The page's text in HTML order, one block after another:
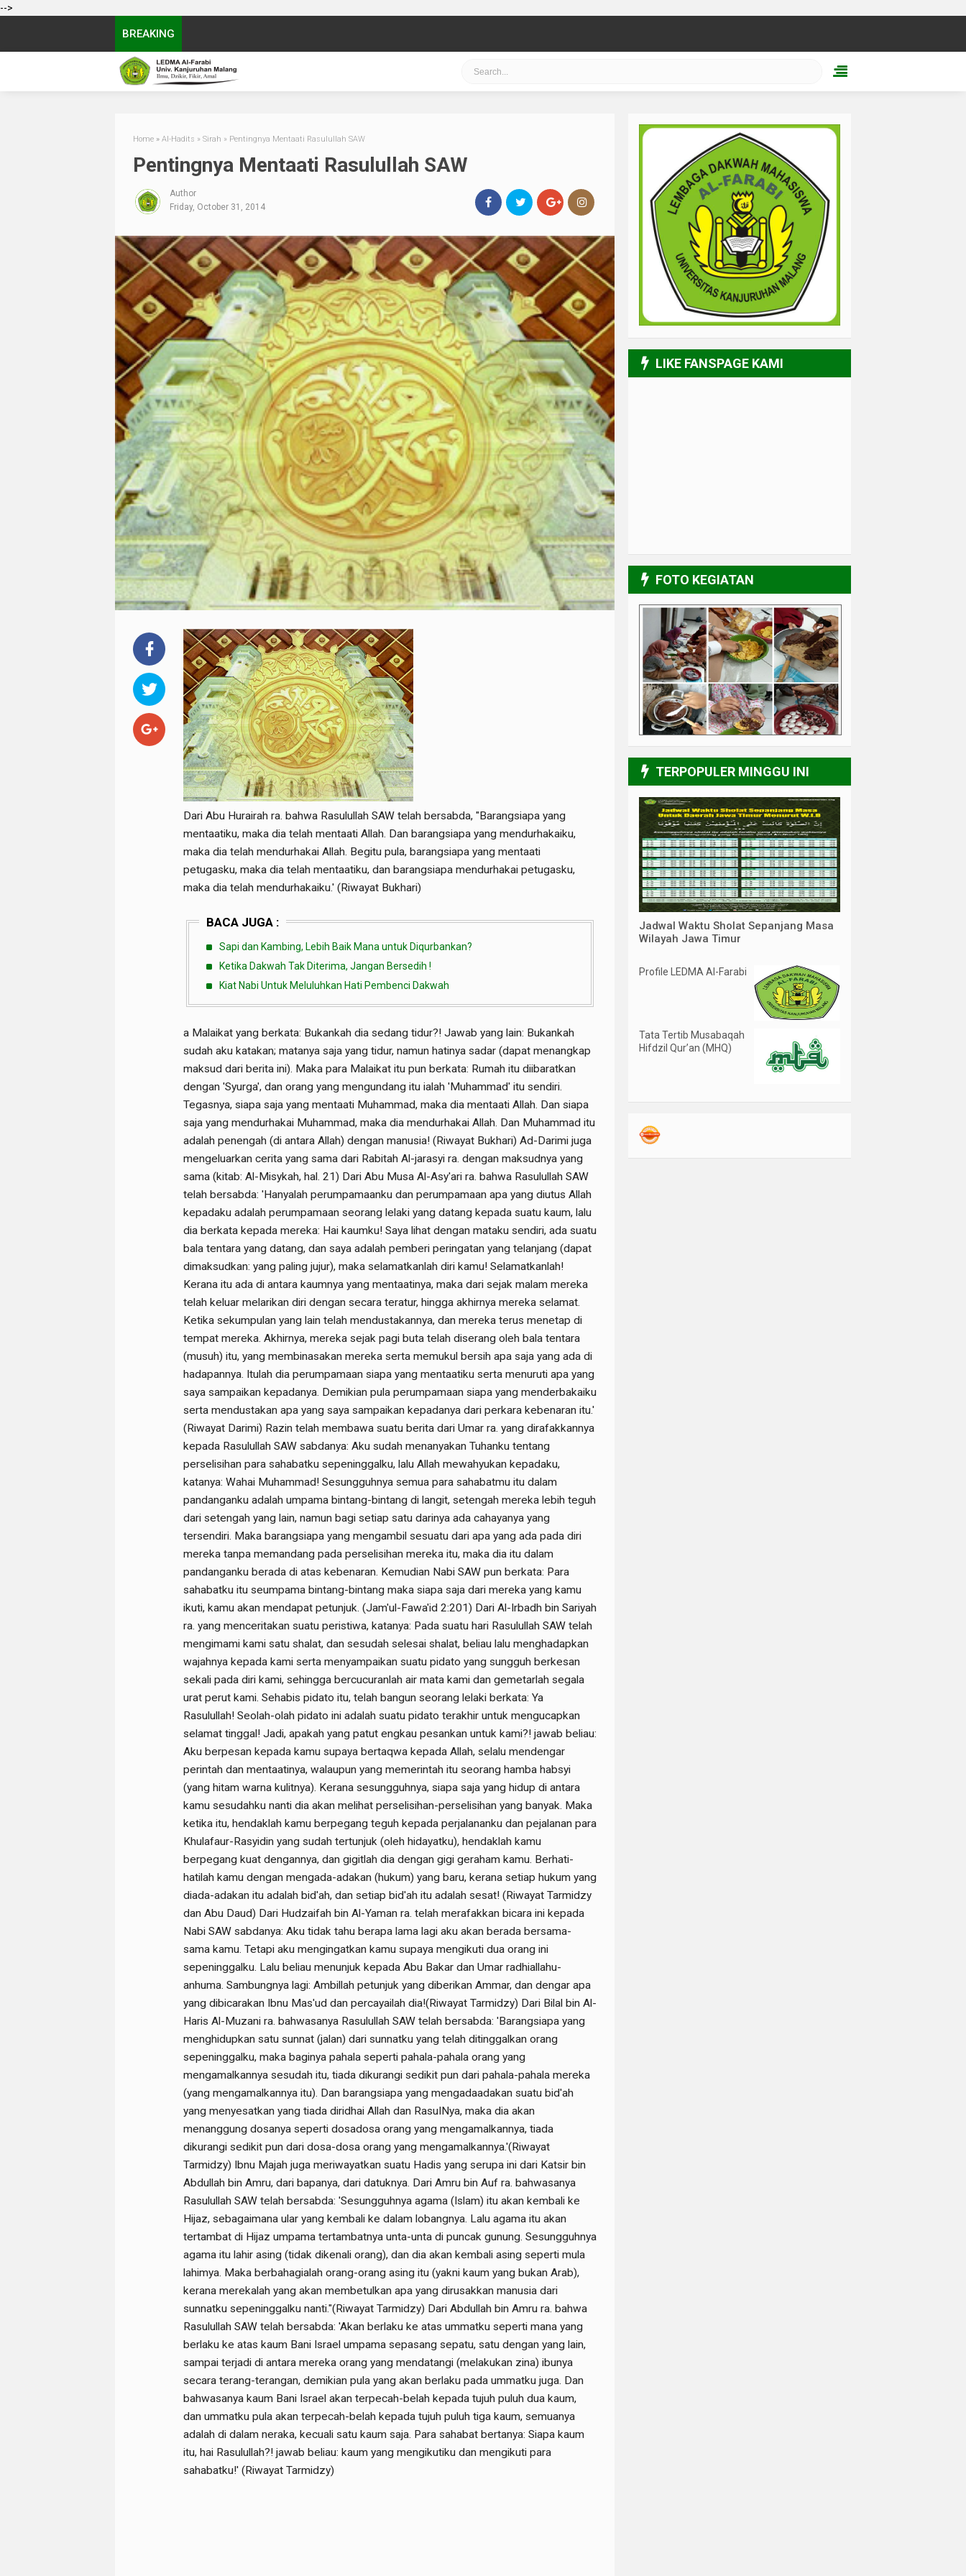
-->
BREAKING
Home » Al-Hadits » Sirah » Pentingnya Mentaati Rasulullah SAW
Pentingnya Mentaati Rasulullah SAW
Author
Friday, October 31, 2014
Dari Abu Hurairah ra. bahwa Rasulullah SAW telah bersabda, "Barangsiapa yang
mentaatiku, maka dia telah mentaati Allah. Dan barangsiapa yang mendurhakaiku,
maka dia telah mendurhakai Allah. Begitu pula, barangsiapa yang mentaati
petugasku, maka dia telah mentaatiku, dan barangsiapa mendurhakai petugasku,
maka dia telah mendurhakaiku.' (Riwayat Bukhari)
BACA JUGA :
Sapi dan Kambing, Lebih Baik Mana untuk Diqurbankan?
Ketika Dakwah Tak Diterima, Jangan Bersedih !
Kiat Nabi Untuk Meluluhkan Hati Pembenci Dakwah
a Malaikat yang berkata: Bukankah dia sedang tidur?! Jawab yang lain: Bukankah
sudah aku katakan; matanya saja yang tidur, namun hatinya sadar (dapat menangkap
maksud dari berita ini). Maka para Malaikat itu pun berkata: Rumah itu diibaratkan
dengan 'Syurga', dan orang yang mengundang itu ialah 'Muhammad' itu sendiri.
Tegasnya, siapa saja yang mentaati Muhammad, maka dia mentaati Allah. Dan siapa
saja yang mendurhakai Muhammad, maka dia mendurhakai Allah. Dan Muhammad itu
adalah penengah (di antara Allah) dengan manusia! (Riwayat Bukhari) Ad-Darimi juga
mengeluarkan cerita yang sama dari Rabitah Al-jarasyi ra. dengan maksudnya yang
sama (kitab: Al-Misykah, hal. 21) Dari Abu Musa Al-Asy'ari ra. bahwa Rasulullah SAW
telah bersabda: 'Hanyalah perumpamaanku dan perumpamaan apa yang diutus Allah
kepadaku adalah perumpamaan seorang lelaki yang datang kepada suatu kaum, lalu
dia berkata kepada mereka: Hai kaumku! Saya lihat dengan mataku sendiri, ada suatu
bala tentara yang datang, dan saya adalah pemberi peringatan yang telanjang (dapat
dimaksudkan: yang paling jujur), maka selamatkanlah diri kamu! Selamatkanlah!
Kerana itu ada di antara kaumnya yang mentaatinya, maka dari sejak malam mereka
telah keluar melarikan diri dengan secara teratur, hingga akhirnya mereka selamat.
Ketika sekumpulan yang lain telah mendustakannya, dan mereka terus menetap di
tempat mereka. Akhirnya, mereka sejak pagi buta telah diserang oleh bala tentara
(musuh) itu, yang membinasakan mereka serta memukul bersih apa saja yang ada di
hadapannya. Itulah dia perumpamaan siapa yang mentaatiku serta menuruti apa yang
saya sampaikan kepadanya. Demikian pula perumpamaan siapa yang menderbakaiku
serta mendustakan apa yang saya sampaikan kepadanya dari perkara kebenaran itu.'
(Riwayat Darimi) Razin telah membawa suatu berita dari Umar ra. yang dirafakkannya
kepada Rasulullah SAW sabdanya: Aku sudah menanyakan Tuhanku tentang
perselisihan para sahabatku sepeninggalku, lalu Allah mewahyukan kepadaku,
katanya: Wahai Muhammad! Sesungguhnya semua para sahabatmu itu dalam
pandanganku adalah umpama bintang-bintang di langit, setengah mereka lebih teguh
dari setengah yang lain, namun bagi setiap satu darinya ada cahayanya yang
tersendiri. Maka barangsiapa yang mengambil sesuatu dari apa yang ada pada diri
mereka tanpa memandang pada perselisihan mereka itu, maka dia itu dalam
pandanganku berada di atas kebenaran. Kemudian Nabi SAW pun berkata: Para
sahabatku itu seumpama bintang-bintang maka siapa saja dari mereka yang kamu
ikuti, kamu akan mendapat petunjuk. (Jam'ul-Fawa'id 2:201) Dari Al-Irbadh bin Sariyah
ra. yang menceritakan suatu peristiwa, katanya: Pada suatu hari Rasulullah SAW telah
mengimami kami satu shalat, dan sesudah selesai shalat, beliau lalu menghadapkan
wajahnya kepada kami serta menyampaikan suatu pidato yang sungguh berkesan
sekali pada diri kami, sehingga bercucuranlah air mata kami dan gemetarlah segala
urat perut kami. Sehabis pidato itu, telah bangun seorang lelaki berkata: Ya
Rasulullah! Seolah-olah pidato ini adalah suatu pidato terakhir untuk mengucapkan
selamat tinggal! Jadi, apakah yang patut engkau pesankan untuk kami?! jawab beliau:
Aku berpesan kepada kamu supaya bertaqwa kepada Allah, selalu mendengar
perintah dan mentaatinya, walaupun yang memerintah itu seorang hamba habsyi
(yang hitam warna kulitnya). Kerana sesungguhnya, siapa saja yang hidup di antara
kamu sesudahku nanti dia akan melihat perselisihan-perselisihan yang banyak. Maka
ketika itu, hendaklah kamu berpegang teguh kepada perjalananku dan pejalanan para
Khulafaur-Rasyidin yang sudah tertunjuk (oleh hidayatku), hendaklah kamu
berpegang kuat dengannya, dan gigitlah dia dengan gigi geraham kamu. Berhati-
hatilah kamu dengan mengada-adakan (hukum) yang baru, kerana setiap hukum yang
diada-adakan itu adalah bid'ah, dan setiap bid'ah itu adalah sesat! (Riwayat Tarmidzy
dan Abu Daud) Dari Hudzaifah bin Al-Yaman ra. telah merafakkan bicara ini kepada
Nabi SAW sabdanya: Aku tidak tahu berapa lama lagi aku akan berada bersama-
sama kamu. Tetapi aku mengingatkan kamu supaya mengikuti dua orang ini
sepeninggalku. Lalu beliau menunjuk kepada Abu Bakar dan Umar radhiallahu-
anhuma. Sambungnya lagi: Ambillah petunjuk yang diberikan Ammar, dan dengar apa
yang dibicarakan Ibnu Mas'ud dan percayailah dia!(Riwayat Tarmidzy) Dari Bilal bin Al-
Haris Al-Muzani ra. bahwasanya Rasulullah SAW telah bersabda: 'Barangsiapa yang
menghidupkan satu sunnat (jalan) dari sunnatku yang telah ditinggalkan orang
sepeninggalku, maka baginya pahala seperti pahala-pahala orang yang
mengamalkannya sesudah itu, tiada dikurangi sedikit pun dari pahala-pahala mereka
(yang mengamalkannya itu). Dan barangsiapa yang mengadaadakan suatu bid'ah
yang menyesatkan yang tiada diridhai Allah dan RasuINya, maka dia akan
menanggung dosanya seperti dosadosa orang yang mengamalkannya, tiada
dikurangi sedikit pun dari dosa-dosa orang yang mengamalkannya.'(Riwayat
Tarmidzy) Ibnu Majah juga meriwayatkan suatu Hadis yang serupa ini dari Katsir bin
Abdullah bin Amru, dari bapanya, dari datuknya. Dari Amru bin Auf ra. bahwasanya
Rasulullah SAW telah bersabda: 'Sesungguhnya agama (Islam) itu akan kembali ke
Hijaz, sebagaimana ular yang kembali ke dalam lobangnya. Lalu agama itu akan
tertambat di Hijaz umpama tertambatnya unta-unta di puncak gunung. Sesungguhnya
agama itu lahir asing (tidak dikenali orang), dan dia akan kembali asing seperti mula
lahimya. Maka berbahagialah orang-orang asing itu (yakni kaum yang bukan Arab),
kerana merekalah yang akan membetulkan apa yang dirusakkan manusia dari
sunnatku sepeninggalku nanti."(Riwayat Tarmidzy) Dari Abdullah bin Amru ra. bahwa
Rasulullah SAW telah bersabda: 'Akan berlaku ke atas ummatku seperti mana yang
berlaku ke atas kaum Bani Israel umpama sepasang sepatu, satu dengan yang lain,
sampai terjadi di antara mereka orang yang mendatangi (melakukan zina) ibunya
secara terang-terangan, demikian pula yang akan berlaku pada ummatku juga. Dan
bahwasanya kaum Bani Israel akan terpecah-belah kepada tujuh puluh dua kaum,
dan ummatku pula akan terpecah-belah kepada tujuh puluh tiga kaum, semuanya
adalah di dalam neraka, kecuali satu kaum saja. Para sahabat bertanya: Siapa kaum
itu, hai Rasulullah?! jawab beliau: kaum yang mengikutiku dan mengikuti para
sahabatku!' (Riwayat Tarmidzy)
LIKE FANSPAGE KAMI
FOTO KEGIATAN
6/6
TERPOPULER MINGGU INI
Jadwal Waktu Sholat Sepanjang Masa
Wilayah Jawa Timur
Profile LEDMA Al-Farabi
Tata Tertib Musabaqah
Hifdzil Qur’an (MHQ)